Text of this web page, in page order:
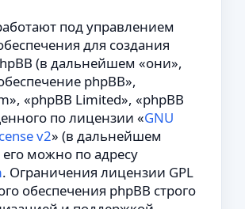
под управлением
для создания
(в дальнейшем «они»,
phpBB»,
«phpBB Limited», «phpBB
по лицензии «GNU
v2» (в дальнейшем
его можно по адресу
. Ограничения лицензии GPL
обеспечения phpBB строго